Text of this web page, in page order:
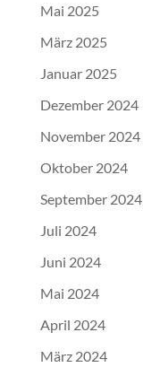
Mai 2025
März 2025
Januar 2025
Dezember 2024
November 2024
Oktober 2024
September 2024
Juli 2024
Juni 2024
Mai 2024
April 2024
März 2024